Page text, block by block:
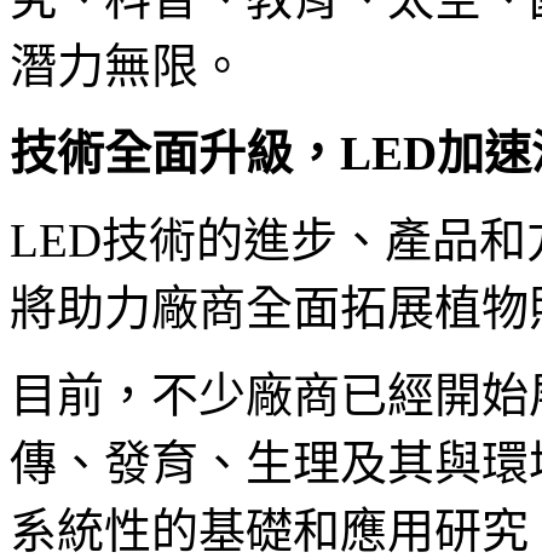
潛力無限。
技術全面升級，LED加
LED技術的進步、產品
將助力廠商全面拓展植
目前，不少廠商已經開
傳、發育、生理及其與
系統性的基礎和應用研